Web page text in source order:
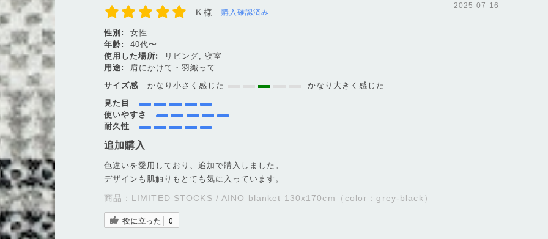
Ｋ様 購入確認済み
2025-07-16
性別:
女性
年齢:
40代〜
使用した場所:
リビング, 寝室
用途:
肩にかけて・羽織って
サイズ感
かなり小さく感じた
かなり大きく感じた
見た目
使いやすさ
耐久性
追加購入
色違いを愛用しており、追加で購入しました。
デザインも肌触りもとても気に入っています。
商品： LIMITED STOCKS / AINO blanket 130x170cm（color：grey-black）
役に立った 0